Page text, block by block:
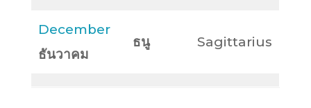
December
ธันวาคม
ธนู Sagittarius